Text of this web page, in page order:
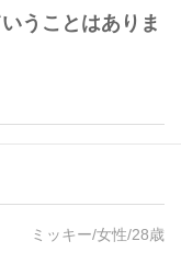
うことはありま
ミッキー/女性/28歳